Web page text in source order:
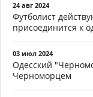
24 авг 2024
Футболист
присоединится к
03 июл 2024
Одесский
Черноморцем